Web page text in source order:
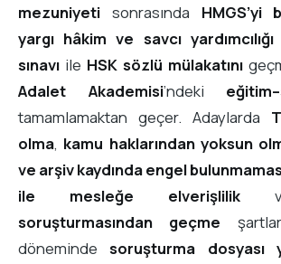
mezuniyeti sonrasında HMGS’yi
yargı hâkim ve savcı yardımcılığı
sınavı ile HSK sözlü mülakatını
Adalet Akademisi’ndeki
tamamlamaktan geçer. Adaylarda
olma, kamu haklarından yoksun
ve arşiv kaydında engel
ile mesleğe elverişlilik
soruşturmasından geçme
dönemindesoruşturma dosyası